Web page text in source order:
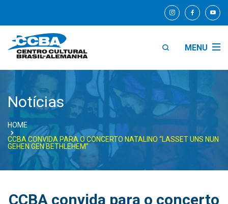
MENU
Notícias
HOME
CCBA CONVIDA PARA O CONCERTO NATALINO “LASSET UNS NUN
GEHEN GEN BETHLEHEM”
CCBA convida para o concerto